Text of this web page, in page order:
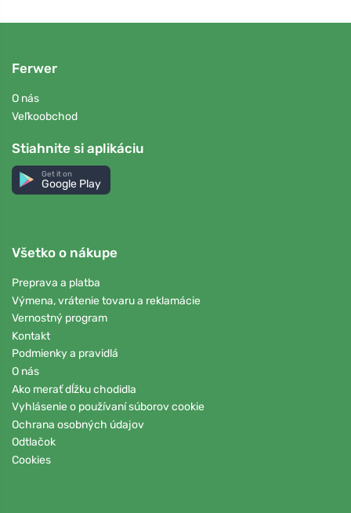
Ferwer
O nás
Veľkoobchod
Stiahnite si aplikáciu
Get it on
Google Play
Všetko o nákupe
Preprava a platba
Výmena, vrátenie tovaru a reklamácie
Vernostný program
Kontakt
Podmienky a pravidlá
O nás
Ako merať dĺžku chodidla
Vyhlásenie o používaní súborov cookie
Ochrana osobných údajov
Odtlačok
Cookies